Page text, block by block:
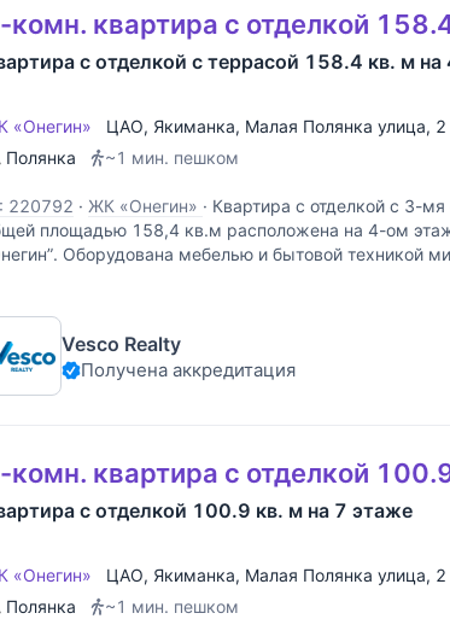
комн. квартира с отделкой
с отделкой с террасой 158.4 кв. м на
«Онегин» ЦАО, Якиманка, Малая Полянка улица, 2
Полянка
~1 мин. пешком
220792 · ЖК «Онегин» · Квартира с отделкой с 3-
площадью 158,4 кв.м расположена на 4-ом
Оборудована мебелью и бытовой техникой
Vesco Realty
Получена аккредитация
комн. квартира с отделкой
с отделкой 100.9 кв. м на 7 этаже
«Онегин» ЦАО, Якиманка, Малая Полянка улица, 2
Полянка
~1 мин. пешком